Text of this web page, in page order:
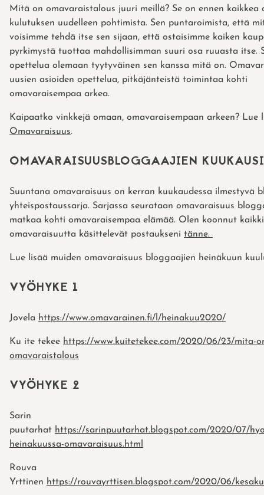
Mitä on omavaraistalous juuri meillä? Se on ennen kaikkea
kulutuksen uudelleen pohtimista. Sen puntaroimista, että
voisimme tehdä itse sen sijaan, että ostaisimme kaiken
pyrkimystä tuottaa mahdollisimman suuri osa ruuasta itse.
opettelua olemaan tyytyväinen sen kanssa mitä on.
uusien asioiden opettelua, pitkäjänteistä toimintaa kohti
omavaraisempaa arkea.
Kaipaatko vinkkejä omaan, omavaraisempaan arkeen? Lue
Omavaraisuus.
OMAVARAISUUSBLOGGAAJIEN
Suuntana omavaraisuus on kerran kuukaudessa ilmestyvä
yhteispostaussarja. Sarjassa seurataan omavaraisuus
matkaa kohti omavaraisempaa elämää. Olen koonnut kaikki
omavaraisuutta käsittelevät postaukseni tänne.
Lue lisää muiden omavaraisuus bloggaajien heinäkuun
VYÖHYKE 1
Jovela https://www.omavarainen.fi/l/heinakuu2020/
Ku ite tekee https://www.kuitetekee.com/2020/06/23/mita-
omavaraistalous
VYÖHYKE 2
Sarin
puutarhat https://sarinpuutarhat.blogspot.com/2020/07/
heinakuussa-omavaraisuus.html
Rouva
Yrttinen https://rouvayrttisen.blogspot.com/2020/06/